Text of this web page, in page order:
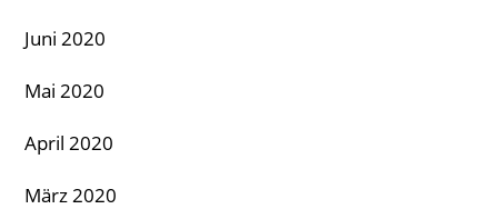
Juni 2020
Mai 2020
April 2020
März 2020